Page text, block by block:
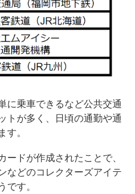
に乗車できるなど公共交通
トが多く、日頃の通勤や通
す。
ードが作成されたことで、
などのコレクターズアイテ
です。